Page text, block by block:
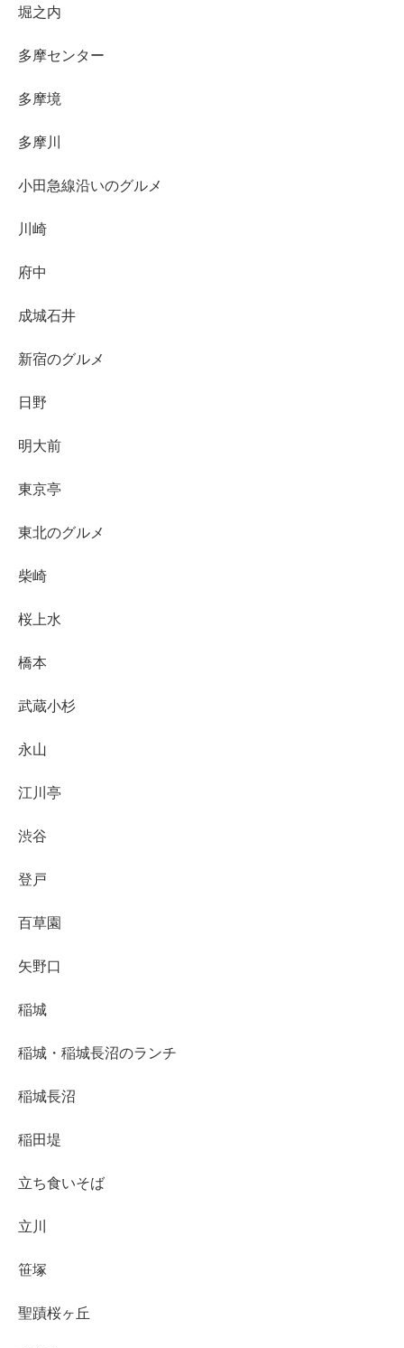
堀之内
多摩センター
多摩境
多摩川
小田急線沿いのグルメ
川崎
府中
成城石井
新宿のグルメ
日野
明大前
東京亭
東北のグルメ
柴崎
桜上水
橋本
武蔵小杉
永山
江川亭
渋谷
登戸
百草園
矢野口
稲城
稲城・稲城長沼のランチ
稲城長沼
稲田堤
立ち食いそば
立川
笹塚
聖蹟桜ヶ丘